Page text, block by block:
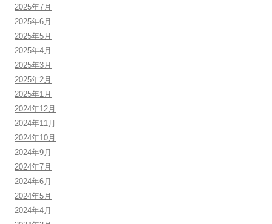
2025年7月
2025年6月
2025年5月
2025年4月
2025年3月
2025年2月
2025年1月
2024年12月
2024年11月
2024年10月
2024年9月
2024年7月
2024年6月
2024年5月
2024年4月